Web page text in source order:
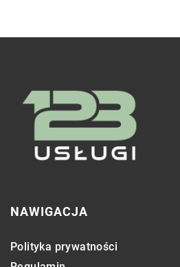
NAWIGACJA
Polityka prywatności